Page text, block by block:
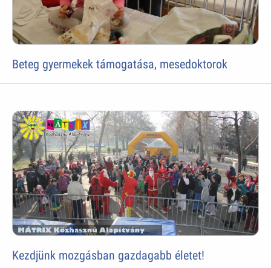
Beteg gyermekek támogatása, mesedoktorok
Kezdjünk mozgásban gazdagabb életet!